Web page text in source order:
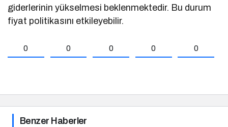
giderlerinin yükselmesi beklenmektedir. Bu durum
fiyat politikasını etkileyebilir.
0 0 0 0 0
Benzer Haberler